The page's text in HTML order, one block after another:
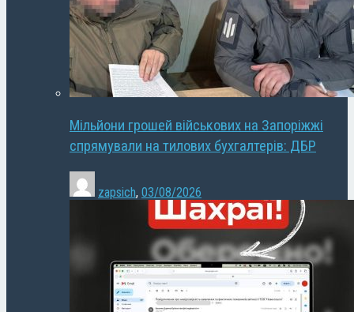
Мільйони грошей військових на Запоріжжі
спрямували на тилових бухгалтерів: ДБР
zapsich, 03/08/2026